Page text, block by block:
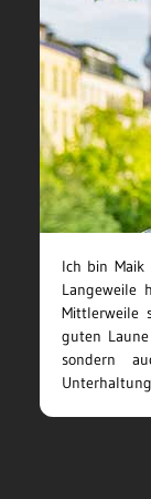
Ich bin
Langeweile
Mittlerweile
guten
sondern